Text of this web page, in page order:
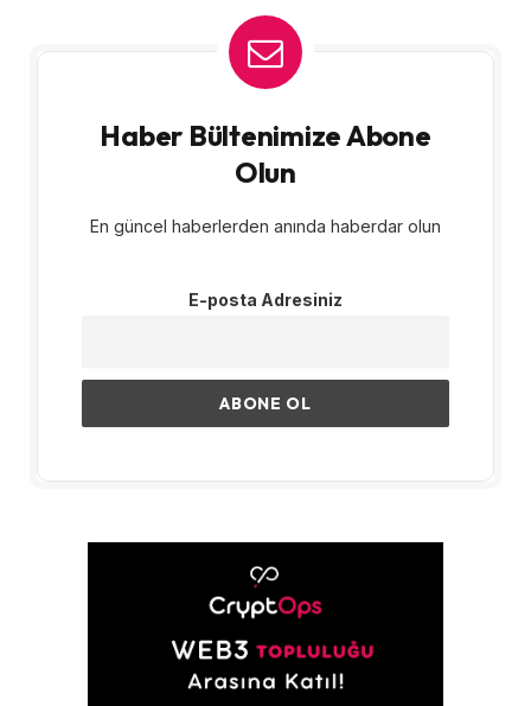
Haber Bültenimize Abone
Olun
En güncel haberlerden anında haberdar olun
E-posta Adresiniz